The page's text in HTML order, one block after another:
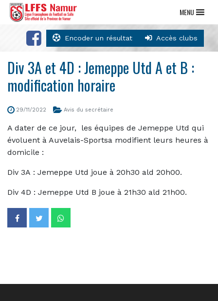
Encoder un résultat Accès clubs
MENU
Div 3A et 4D : Jemeppe Utd A et B :
modification horaire
29/11/2022 Avis du secrétaire
A dater de ce jour, les équipes de Jemeppe Utd qui
évoluent à Auvelais-Sportsa modifient leurs heures à
domicile :
Div 3A : Jemeppe Utd joue à 20h30 ald 20h00.
Div 4D : Jemeppe Utd B joue à 21h30 ald 21h00.